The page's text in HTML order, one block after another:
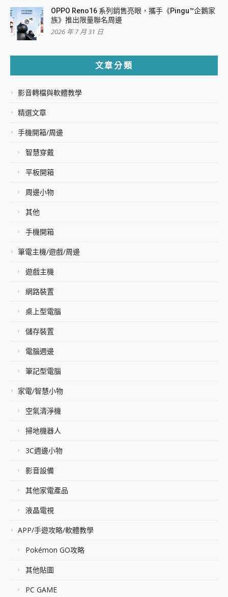
OPPO Reno16 系列銷售亮眼，攜手《Pingu™企鵝家
族》推出限量聯名周邊
2026 年 7 月 31 日
文章分類
影音轉檔與軟體教學
精選文章
手機開箱/周邊
智慧穿戴
平板開箱
周邊小物
其他
手機開箱
筆電主機/遊戲/周邊
遊戲主機
網路裝置
桌上型電腦
儲存裝置
電腦週邊
筆記型電腦
家電/智慧小物
空氣清淨機
掃地機器人
3C週邊小物
影音設備
其他家電產品
液晶電視
APP/手遊攻略/軟體教學
Pokémon GO攻略
其他貼圖
PC GAME